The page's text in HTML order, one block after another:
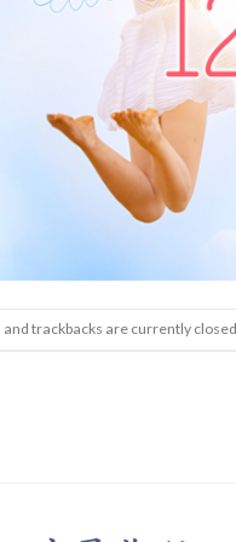
trackbacks are currently